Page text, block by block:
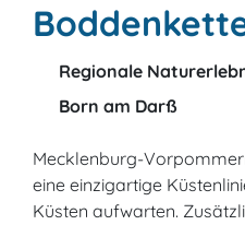
Regionale
Born am Darß
Mecklenburg-
eine einzigartige
Küsten aufwarten.